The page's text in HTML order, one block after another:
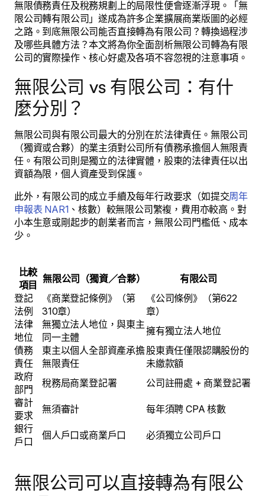
無限債務責任及稅務規劃上的局限性便會逐漸浮現。「無
限公司轉有限公司」遂成為許多企業擴展商業版圖的必經
之路。到底無限公司能否直接轉為有限公司？轉換過程涉
及哪些具體方法？本文將為你全面剖析無限公司轉為有限
公司的實際操作、核心好處及各項不容忽視的注意事項。
無限公司 vs 有限公司：有什
麼分別？
無限公司與有限公司最大的分別在於法律責任。無限公司
（獨資或合夥）的業主須對公司所有債務承擔個人無限責
任。有限公司則是獨立的法律實體，股東的法律責任以出
資額為限，個人資產受到保護。
此外，有限公司的成立手續及每年行政要求（如提交周年
申報表 NAR1 、核數）較無限公司繁複，費用亦較高。對
小本生意或剛起步的創業者而言，無限公司門檻低、成本
少。
比較
項目
無限公司（獨資／合夥）
有限公司
登記
法例
《商業登記條例》（第
310章）
《公司條例》（第622
章）
法律
地位
無獨立法人地位，與東主
同一主體
擁有獨立法人地位
債務
責任
東主以個人全部資產承擔
無限責任
股東責任僅限認購股份的
未繳款額
政府
部門
稅務局商業登記署
公司註冊處 + 商業登記署
審計
要求
無須審計
每年須聘 CPA 核數
銀行
戶口
個人戶口或商業戶口 必須獨立公司戶口
無限公司可以直接轉為有限公